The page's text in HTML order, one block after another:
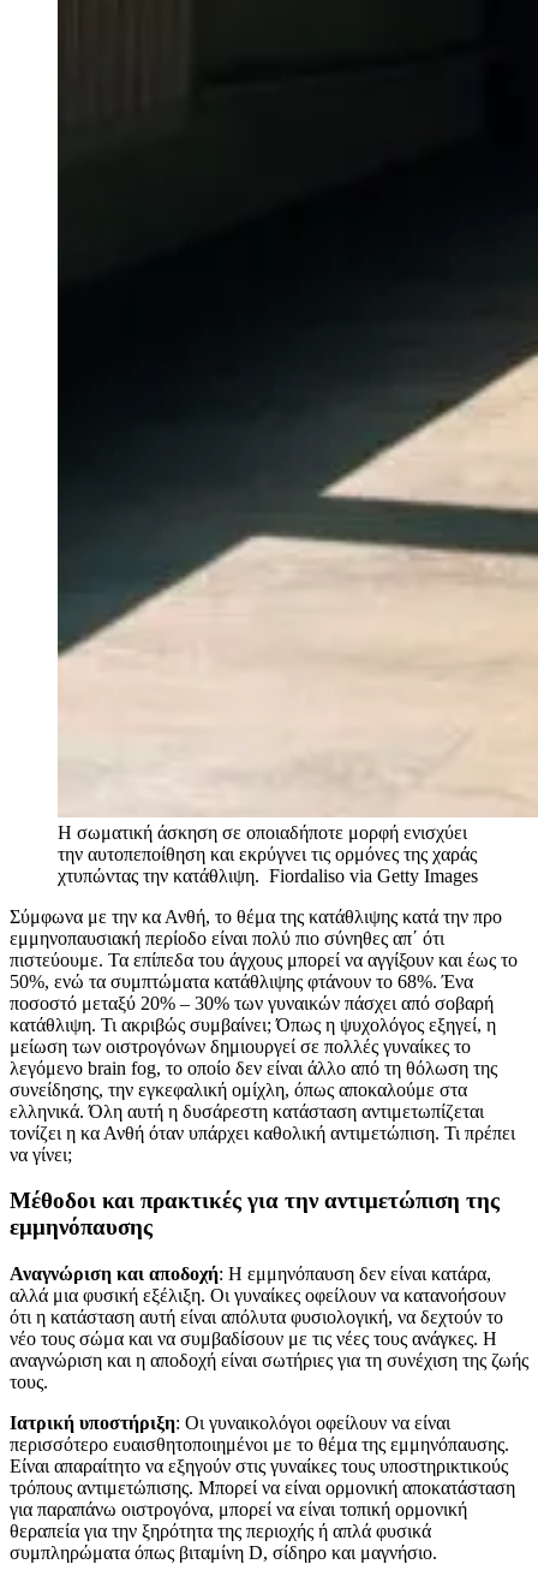
Η σωματική άσκηση σε οποιαδήποτε μορφή ενισχύει
την αυτοπεποίθηση και εκρύγνει τις ορμόνες της χαράς
χτυπώντας την κατάθλιψη. Fiordaliso via Getty Images
Σύμφωνα με την κα Ανθή, το θέμα της κατάθλιψης κατά την προ
εμμηνοπαυσιακή περίοδο είναι πολύ πιο σύνηθες απ΄ ότι
πιστεύουμε. Τα επίπεδα του άγχους μπορεί να αγγίξουν και έως το
50%, ενώ τα συμπτώματα κατάθλιψης φτάνουν το 68%. Ένα
ποσοστό μεταξύ 20% – 30% των γυναικών πάσχει από σοβαρή
κατάθλιψη. Τι ακριβώς συμβαίνει; Όπως η ψυχολόγος εξηγεί, η
μείωση των οιστρογόνων δημιουργεί σε πολλές γυναίκες το
λεγόμενο brain fog, το οποίο δεν είναι άλλο από τη θόλωση της
συνείδησης, την εγκεφαλική ομίχλη, όπως αποκαλούμε στα
ελληνικά. Όλη αυτή η δυσάρεστη κατάσταση αντιμετωπίζεται
τονίζει η κα Ανθή όταν υπάρχει καθολική αντιμετώπιση. Τι πρέπει
να γίνει;
Μέθοδοι και πρακτικές για την αντιμετώπιση της
εμμηνόπαυσης
Αναγνώριση και αποδοχή: Η εμμηνόπαυση δεν είναι κατάρα,
αλλά μια φυσική εξέλιξη. Οι γυναίκες οφείλουν να κατανοήσουν
ότι η κατάσταση αυτή είναι απόλυτα φυσιολογική, να δεχτούν το
νέο τους σώμα και να συμβαδίσουν με τις νέες τους ανάγκες. Η
αναγνώριση και η αποδοχή είναι σωτήριες για τη συνέχιση της ζωής
τους.
Ιατρική υποστήριξη: Οι γυναικολόγοι οφείλουν να είναι
περισσότερο ευαισθητοποιημένοι με το θέμα της εμμηνόπαυσης.
Είναι απαραίτητο να εξηγούν στις γυναίκες τους υποστηρικτικούς
τρόπους αντιμετώπισης. Μπορεί να είναι ορμονική αποκατάσταση
για παραπάνω οιστρογόνα, μπορεί να είναι τοπική ορμονική
θεραπεία για την ξηρότητα της περιοχής ή απλά φυσικά
συμπληρώματα όπως βιταμίνη D, σίδηρο και μαγνήσιο.